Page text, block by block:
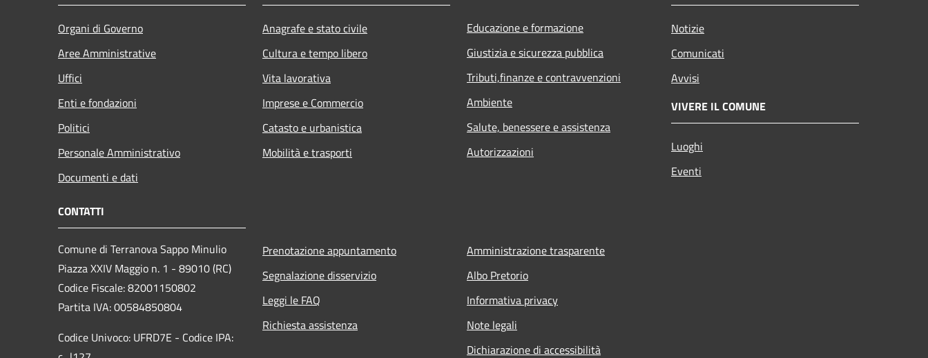
Organi di Governo
Aree Amministrative
Uffici
Enti e fondazioni
Politici
Personale Amministrativo
Documenti e dati
Anagrafe e stato civile
Cultura e tempo libero
Vita lavorativa
Imprese e Commercio
Catasto e urbanistica
Mobilità e trasporti
Educazione e formazione
Giustizia e sicurezza pubblica
Tributi,finanze e contravvenzioni
Ambiente
Salute, benessere e assistenza
Autorizzazioni
Notizie
Comunicati
Avvisi
VIVERE IL COMUNE
Luoghi
Eventi
CONTATTI
Comune di Terranova Sappo Minulio
Piazza XXIV Maggio n. 1 - 89010 (RC)
Codice Fiscale: 82001150802
Partita IVA: 00584850804
Codice Univoco: UFRD7E - Codice IPA:
Prenotazione appuntamento
Segnalazione disservizio
Leggi le FAQ
Richiesta assistenza
Amministrazione trasparente
Albo Pretorio
Informativa privacy
Note legali
Dichiarazione di accessibilità